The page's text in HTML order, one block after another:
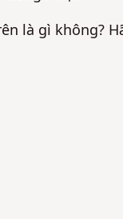
là gì không?